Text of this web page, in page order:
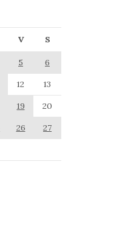
V S
5
6
12
13
19
20
26
27